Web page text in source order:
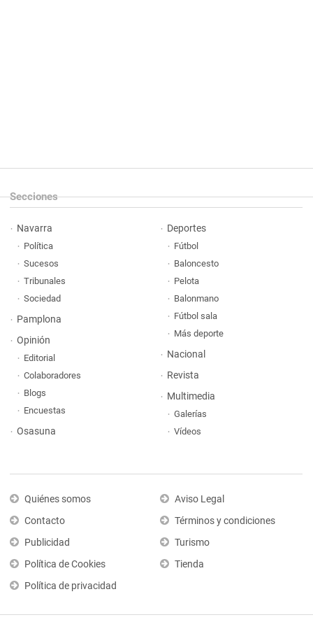
Secciones
Navarra
Política
Sucesos
Tribunales
Sociedad
Pamplona
Opinión
Editorial
Colaboradores
Blogs
Encuestas
Osasuna
Deportes
Fútbol
Baloncesto
Pelota
Balonmano
Fútbol sala
Más deporte
Nacional
Revista
Multimedia
Galerías
Vídeos
Quiénes somos
Contacto
Publicidad
Política de Cookies
Política de privacidad
Aviso Legal
Términos y condiciones
Turismo
Tienda